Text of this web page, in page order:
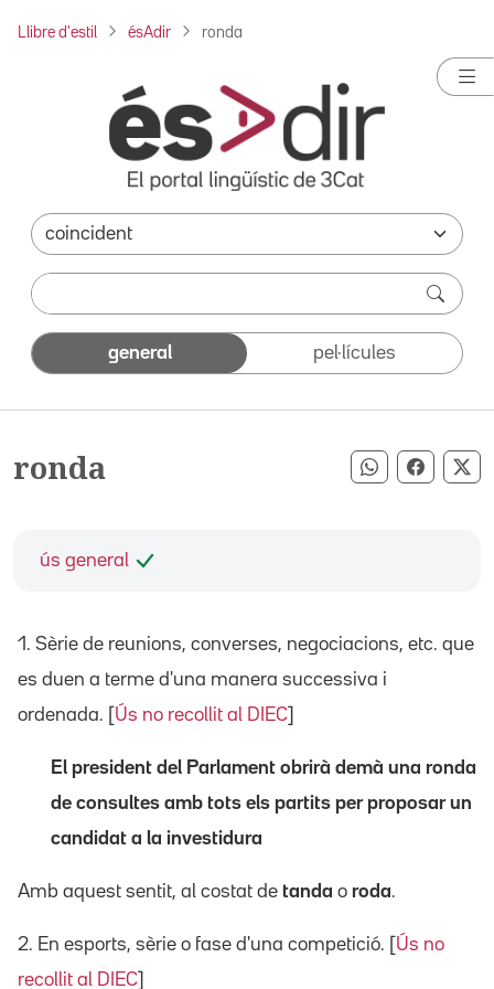
Llibre d'estil ésAdir ronda
general pel·lícules
ronda Compartir
ús general
1. Sèrie de reunions, converses, negociacions, etc. que
es duen a terme d'una manera successiva i
ordenada. [ Ús no recollit al DIEC
El president del Parlament obrirà demà una ronda
de consultes amb tots els partits per proposar un
candidat a la investidura
Amb aquest sentit, al costat de tanda o roda.
2. En esports, sèrie o fase d'una competició. [ Ús no
recollit al DIEC